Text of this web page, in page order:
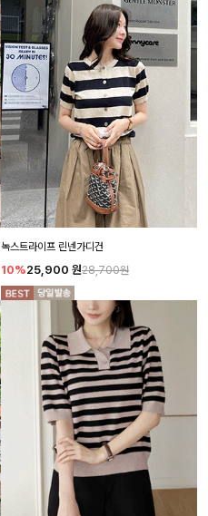
녹스트라이프 린넨가디건
10%25,900 원28,700원